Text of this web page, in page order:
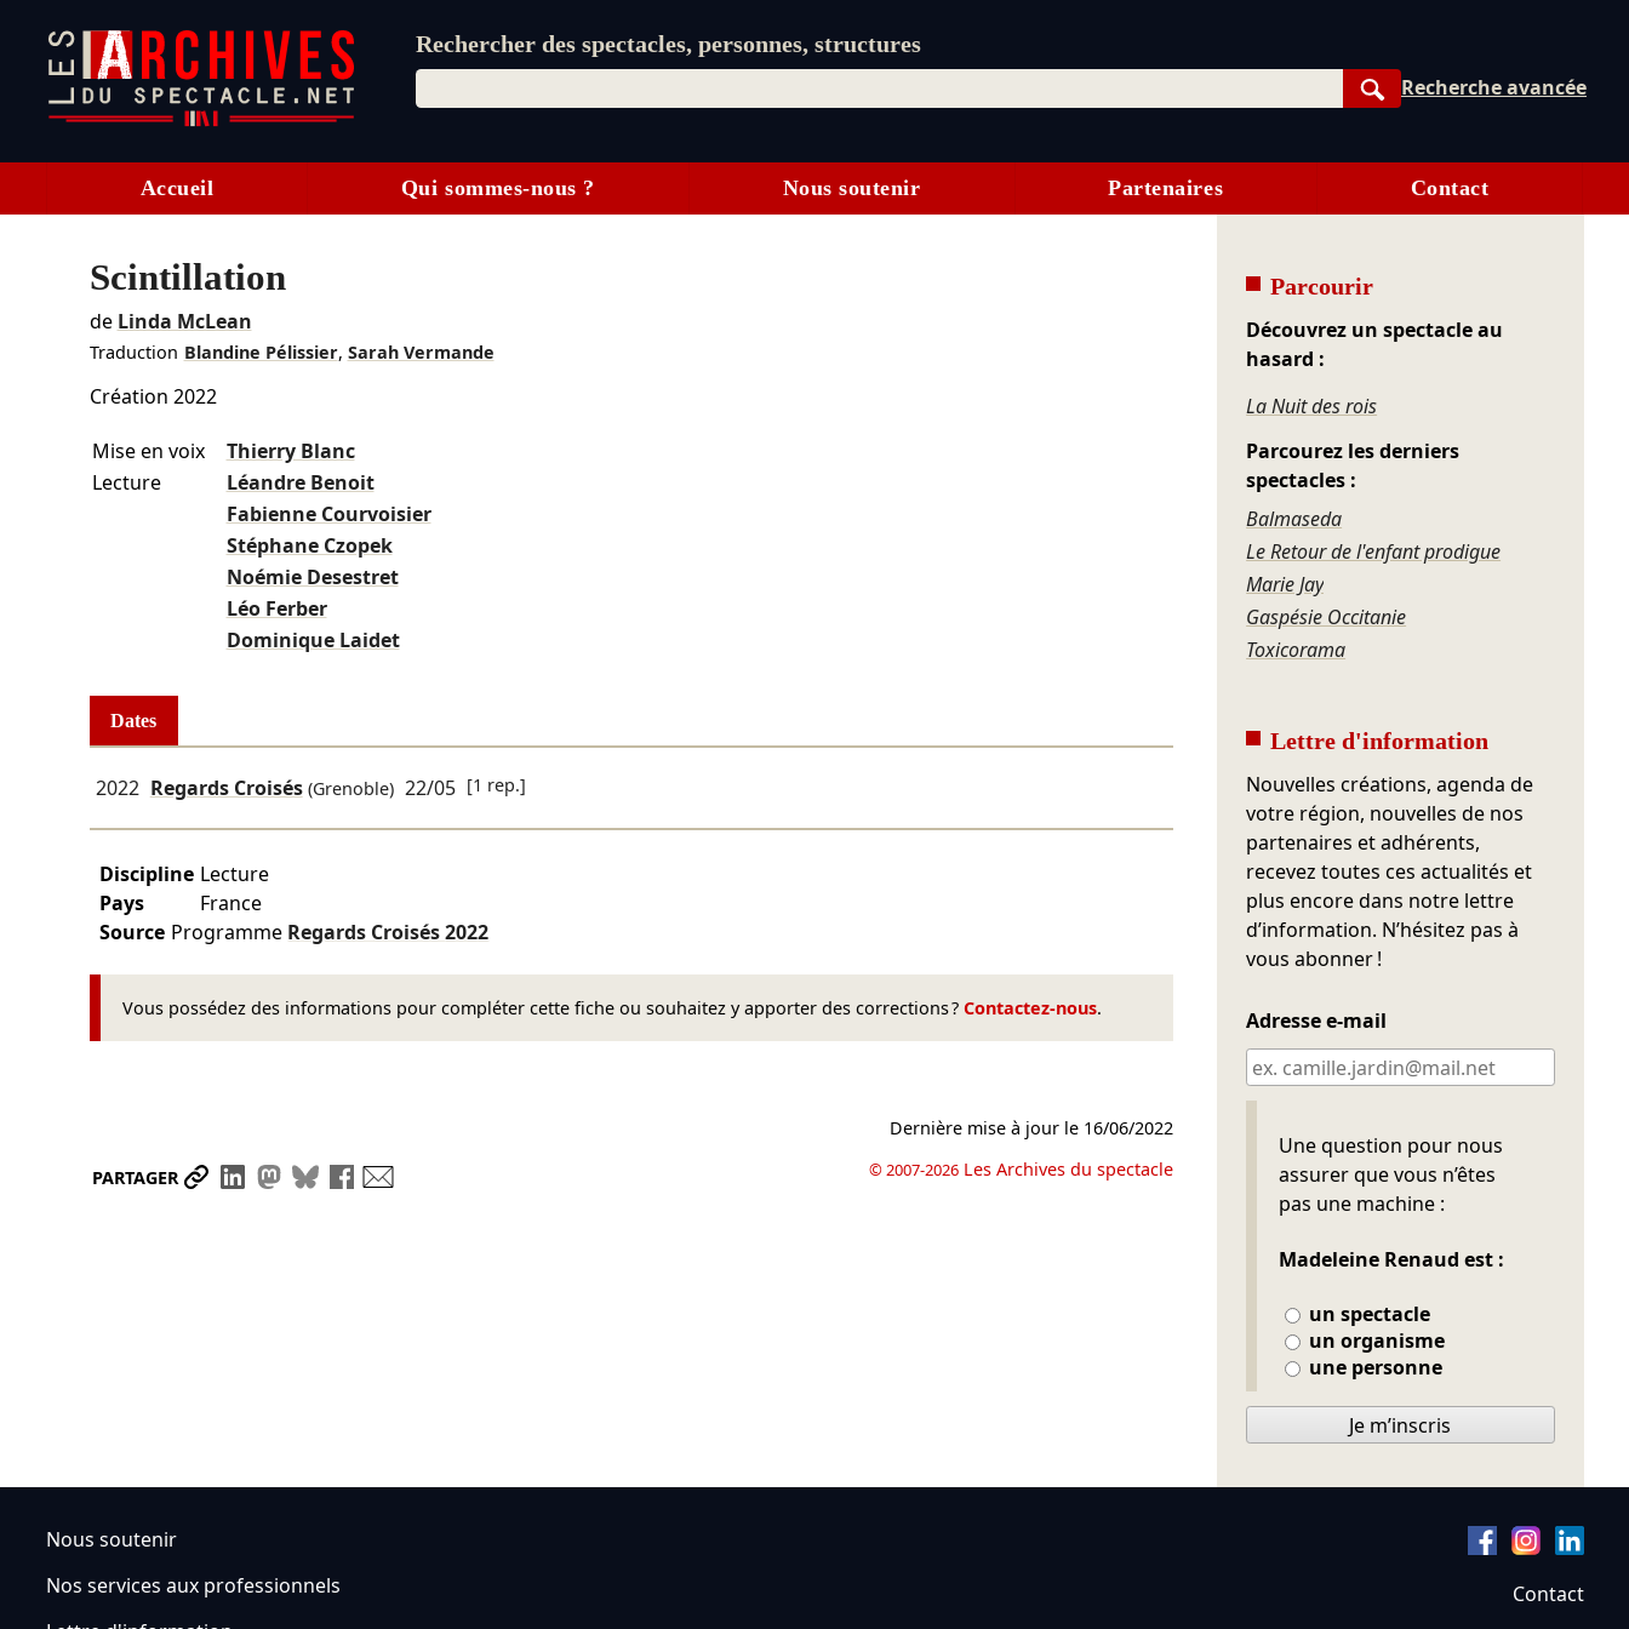
Rechercher des spectacles, personnes, structures
Rechercher
Recherche avancée
Accueil Qui sommes-nous ? Nous soutenir Partenaires Contact
Scintillation
de Linda McLean
Traduction Blandine Pélissier, Sarah Vermande
Création 2022
Mise en voix
Thierry Blanc
Lecture
Léandre Benoit
Fabienne Courvoisier
Stéphane Czopek
Noémie Desestret
Léo Ferber
Dominique Laidet
Dates
2022 Regards Croisés(Grenoble) 22/05 [1 rep.]
Discipline Lecture
Pays
France
Source Programme Regards Croisés2022
Vous possédez des informations pour compléter cette fiche ou souhaitez y apporter des corrections ? Contactez-nous.
PARTAGER Partager le lien
Partager sur LinkedIn
Partager sur Mastodon
Partager sur Bluesky
Partager sur Facebook
Dernière mise à jour le 16/06/2022
© 2007-2026 Les Archives du spectacle
Parcourir
Découvrez un spectacle au
hasard :
La Nuit des rois
Parcourez les derniers
spectacles :
Balmaseda
Le Retour de l'enfant prodigue
Marie Jay
Gaspésie Occitanie
Toxicorama
Lettre d'information
Nouvelles créations, agenda de
votre région, nouvelles de nos
partenaires et adhérents,
recevez toutes ces actualités et
plus encore dans notre lettre
d’information. N’hésitez pas à
vous abonner !
Adresse e-mail
Une question pour nous
assurer que vous n’êtes
pas une machine :
Madeleine Renaud est :
un spectacle
un organisme
une personne
Ne pas remplir
Je m’inscris
Nous soutenir
Nos services aux professionnels
Contact